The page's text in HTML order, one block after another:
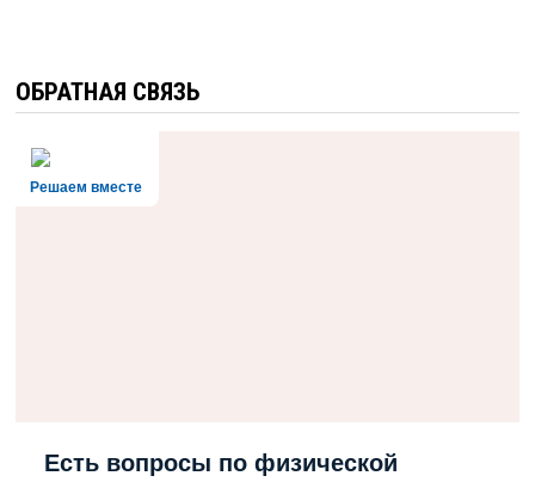
ОБРАТНАЯ СВЯЗЬ
Решаем вместе
Есть вопросы по физической